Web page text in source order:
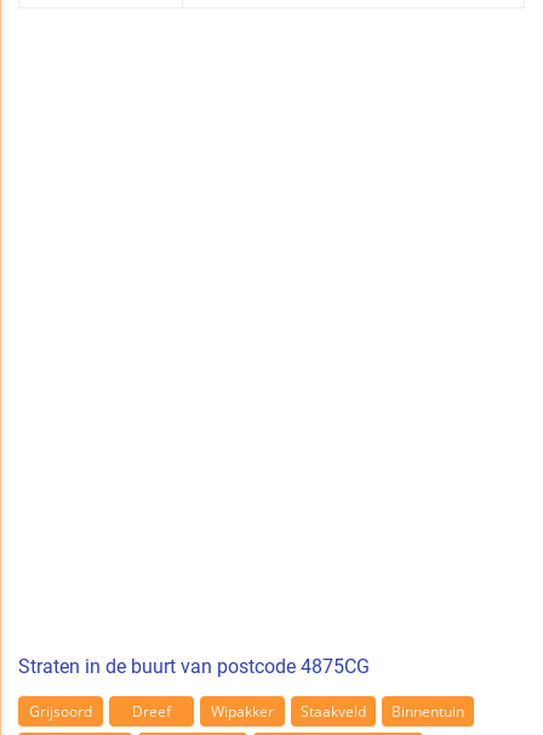
Straten in de buurt van postcode 4875CG
Grijsoord Dreef Wipakker Staakveld
Binnentuin